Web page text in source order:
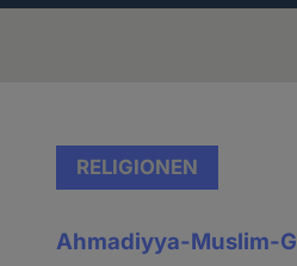
RELIGIONEN
Ahmadiyya-Muslim-